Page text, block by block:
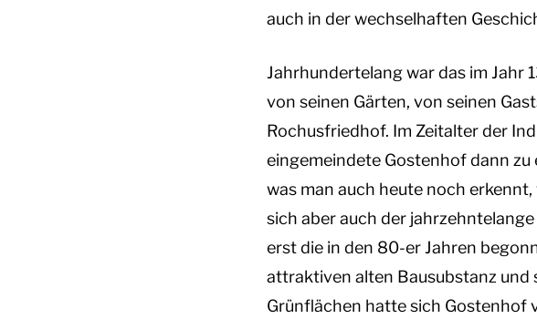
auch in der wechselhaften
Jahrhundertelang war das im Jahr
von seinen Gärten, von seinen
Rochusfriedhof. Im Zeitalter der
eingemeindete Gostenhof dann zu
was man auch heute noch
sich aber auch der
erst die in den 80-er Jahren
attraktiven alten Bausubstanz
Grünflächen hatte sich Gostenhof